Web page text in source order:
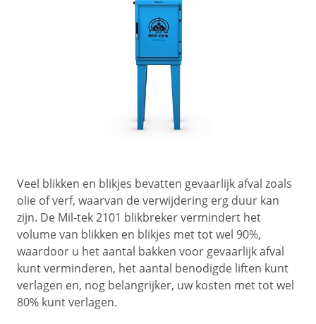
Veel blikken en blikjes bevatten gevaarlijk afval zoals
olie of verf, waarvan de verwijdering erg duur kan
zijn. De Mil-tek 2101 blikbreker vermindert het
volume van blikken en blikjes met tot wel 90%,
waardoor u het aantal bakken voor gevaarlijk afval
kunt verminderen, het aantal benodigde liften kunt
verlagen en, nog belangrijker, uw kosten met tot wel
80% kunt verlagen.